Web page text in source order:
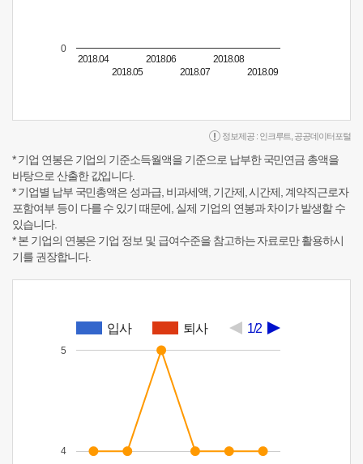
2018.04
2018.05
2018.06
2018.07
2018.08
2018.09
0
정보제공 : 인크루트 공공데이터포털
* 기업 연봉은 기업의 기준소득월액을 기준으로 납부한 국민연금 총액을
바탕으로 산출한 값입니다.
* 기업별 납부 국민총액은 성과급, 비과세액, 기간제, 시간제, 계약직근로자
포함여부 등이 다를 수 있기 때문에, 실제 기업의 연봉과 차이가 발생할 수
있습니다.
* 본 기업의 연봉은 기업 정보 및 급여수준을 참고하는 자료로만 활용하시
기를 권장합니다.
입사 퇴사 1/2
4
5